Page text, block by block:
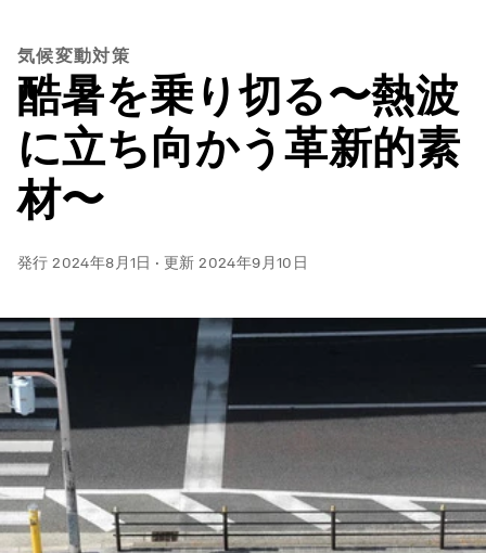
気候変動対策
酷暑を乗り切る〜熱波
に立ち向かう革新的素
材〜
発行2024年8月1日 ·更新2024年9月10日